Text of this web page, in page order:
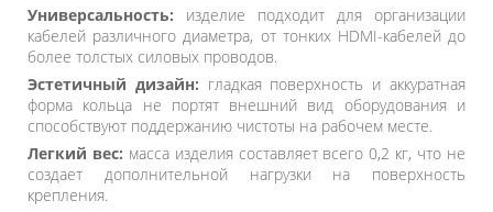
Универсальность: изделие подходит для организации
кабелей различного диаметра, от тонких HDMI-кабелей до
более толстых силовых проводов.
Эстетичный дизайн: гладкая поверхность и аккуратная
форма кольца не портят внешний вид оборудования и
способствуют поддержанию чистоты на рабочем месте.
Легкий вес: масса изделия составляет всего 0,2 кг, что не
создает дополнительной нагрузки на поверхность
крепления.